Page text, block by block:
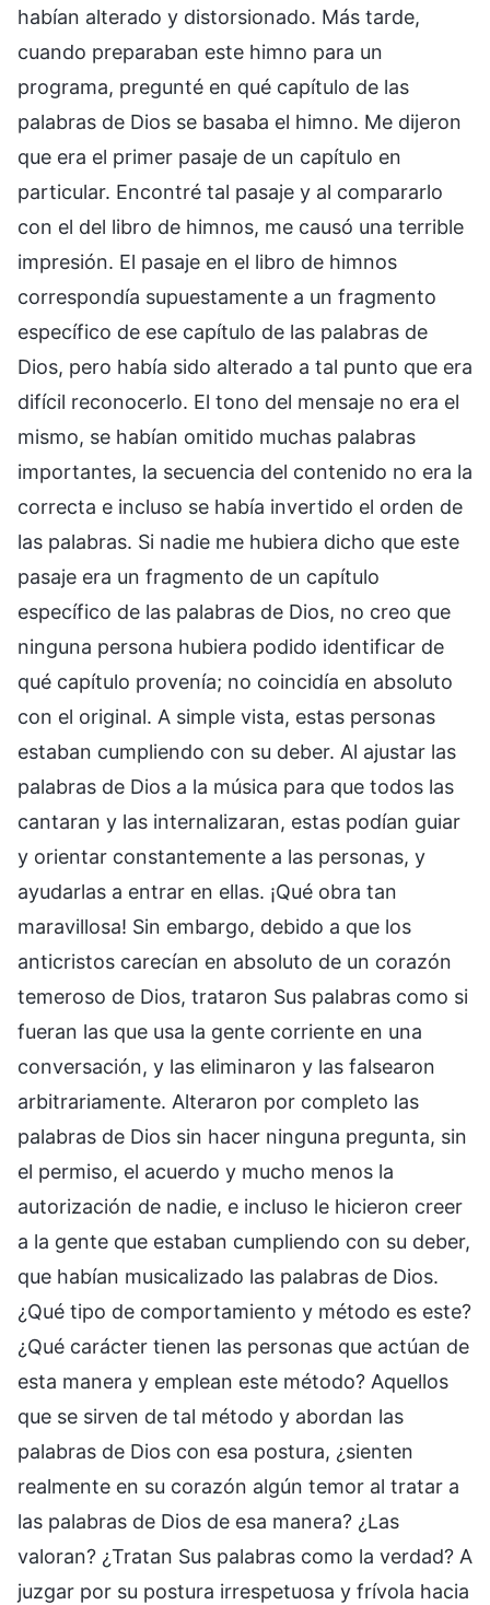
habían alterado y distorsionado. Más tarde,
cuando preparaban este himno para un
programa, pregunté en qué capítulo de las
palabras de Dios se basaba el himno. Me dijeron
que era el primer pasaje de un capítulo en
particular. Encontré tal pasaje y al compararlo
con el del libro de himnos, me causó una terrible
impresión. El pasaje en el libro de himnos
correspondía supuestamente a un fragmento
específico de ese capítulo de las palabras de
Dios, pero había sido alterado a tal punto que era
difícil reconocerlo. El tono del mensaje no era el
mismo, se habían omitido muchas palabras
importantes, la secuencia del contenido no era la
correcta e incluso se había invertido el orden de
las palabras. Si nadie me hubiera dicho que este
pasaje era un fragmento de un capítulo
específico de las palabras de Dios, no creo que
ninguna persona hubiera podido identificar de
qué capítulo provenía; no coincidía en absoluto
con el original. A simple vista, estas personas
estaban cumpliendo con su deber. Al ajustar las
palabras de Dios a la música para que todos las
cantaran y las internalizaran, estas podían guiar
y orientar constantemente a las personas, y
ayudarlas a entrar en ellas. ¡Qué obra tan
maravillosa! Sin embargo, debido a que los
anticristos carecían en absoluto de un corazón
temeroso de Dios, trataron Sus palabras como si
fueran las que usa la gente corriente en una
conversación, y las eliminaron y las falsearon
arbitrariamente. Alteraron por completo las
palabras de Dios sin hacer ninguna pregunta, sin
el permiso, el acuerdo y mucho menos la
autorización de nadie, e incluso le hicieron creer
a la gente que estaban cumpliendo con su deber,
que habían musicalizado las palabras de Dios.
¿Qué tipo de comportamiento y método es este?
¿Qué carácter tienen las personas que actúan de
esta manera y emplean este método? Aquellos
que se sirven de tal método y abordan las
palabras de Dios con esa postura, ¿sienten
realmente en su corazón algún temor al tratar a
las palabras de Dios de esa manera? ¿Las
valoran? ¿Tratan Sus palabras como la verdad? A
juzgar por su postura irrespetuosa y frívola hacia